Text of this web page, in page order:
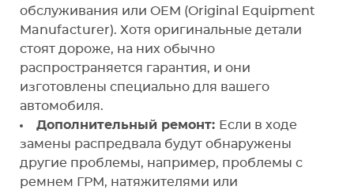
обслуживания или OEM (Original Equipment
Manufacturer). Хотя оригинальные детали
стоят дороже, на них обычно
распространяется гарантия, и они
изготовлены специально для вашего
автомобиля.
Дополнительный ремонт: Если в ходе
замены распредвала будут обнаружены
другие проблемы, например, проблемы с
ремнем ГРМ, натяжителями или